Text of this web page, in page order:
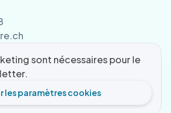
sont nécessaires pour le
les paramètres cookies